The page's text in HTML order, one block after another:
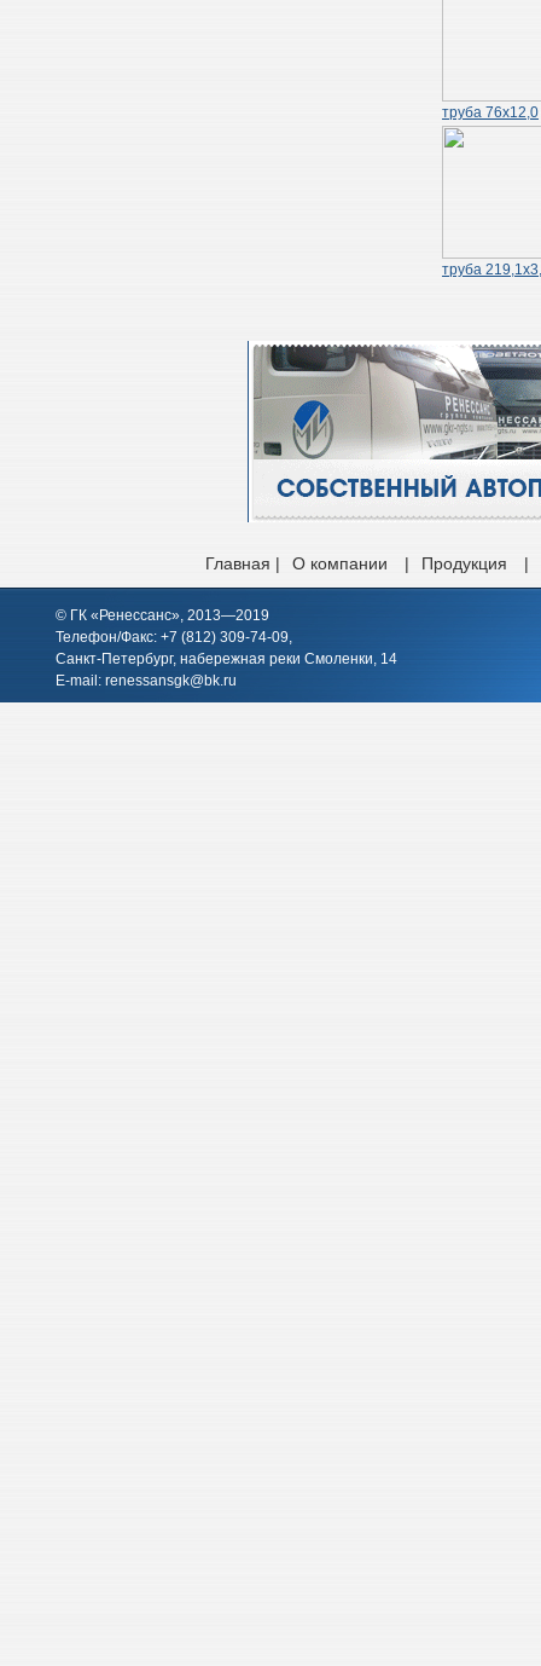
труба 76х12,0
труба
Главная | О компании | Продукция |
© ГК «Ренессанс», 2013—2019
Телефон/Факс: +7 (812) 309-74-09,
Санкт-Петербург, набережная реки Смоленки, 14
E-mail: renessansgk@bk.ru